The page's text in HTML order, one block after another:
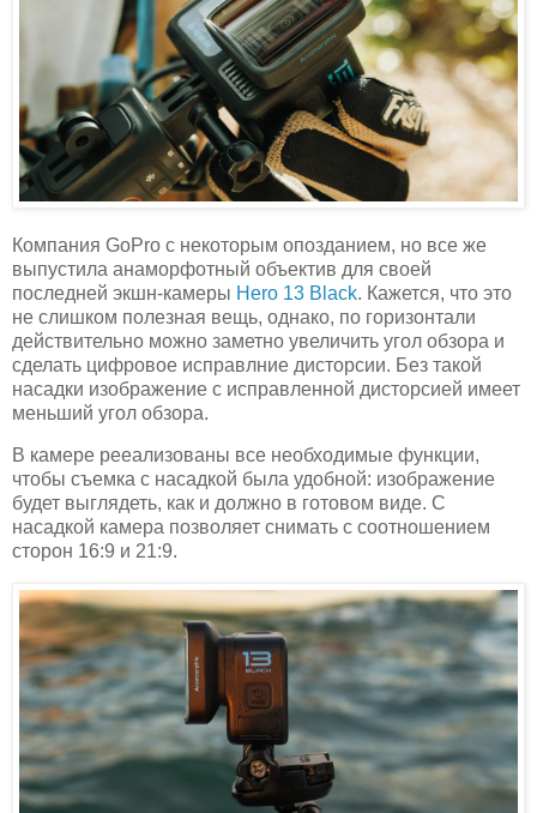
Компания GoPro с некоторым опозданием, но все же
выпустила анаморфотный объектив для своей
последней экшн-камеры Hero 13 Black. Кажется, что это
не слишком полезная вещь, однако, по горизонтали
действительно можно заметно увеличить угол обзора и
сделать цифровое исправлние дисторсии. Без такой
насадки изображение с исправленной дисторсией имеет
меньший угол обзора.
В камере рееализованы все необходимые функции,
чтобы съемка с насадкой была удобной: изображение
будет выглядеть, как и должно в готовом виде. С
насадкой камера позволяет снимать с соотношением
сторон 16:9 и 21:9.